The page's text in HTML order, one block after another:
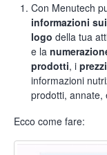
Con Menutech
informazioni
logo della tua
e la
prodotti, i prezzi
informazioni
prodotti, annate,
Ecco come fare: